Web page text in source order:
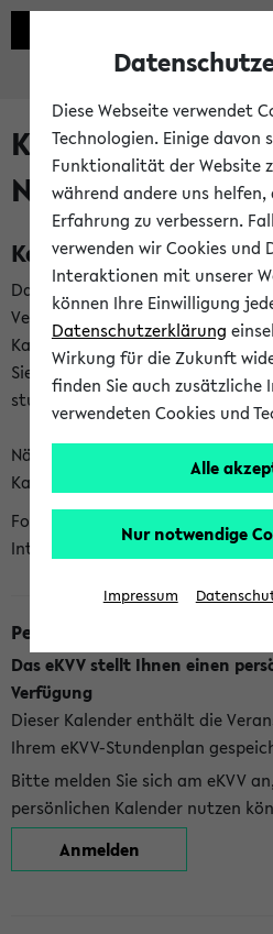
Newsfeeds
Kalenderintegration
Das eKVV bietet Ihnen die
Veranstaltungstermine in eine
Kalenderanwendungen
Sie einen gemeinsamen
studienbezogenen Termine
Näheres zu Vorteilen und
Kalenderintegration können Sie
Folgende Kalender bietet Ihnen
Integration an:
Persönlicher Kalender
Das eKVV stellt Ihnen einen
Verfügung
Dieser Kalender enthält die
Ihrem eKVV-Stundenplan
Bitte melden Sie sich am eKVV
persönlichen Kalender nutzen
Anmelden
Diese Webseite verwendet
Technologien. Einige davon
Funktionalität der Website
während andere uns
Erfahrung zu verbessern.
verwenden wir Cookies und
Interaktionen mit unserer
können Ihre Einwilligung
Datenschutzerklärung
Wirkung für die Zukunft
finden Sie auch zusätzliche
verwendeten Cookies und
Alle
Nur notwendige
Impressum